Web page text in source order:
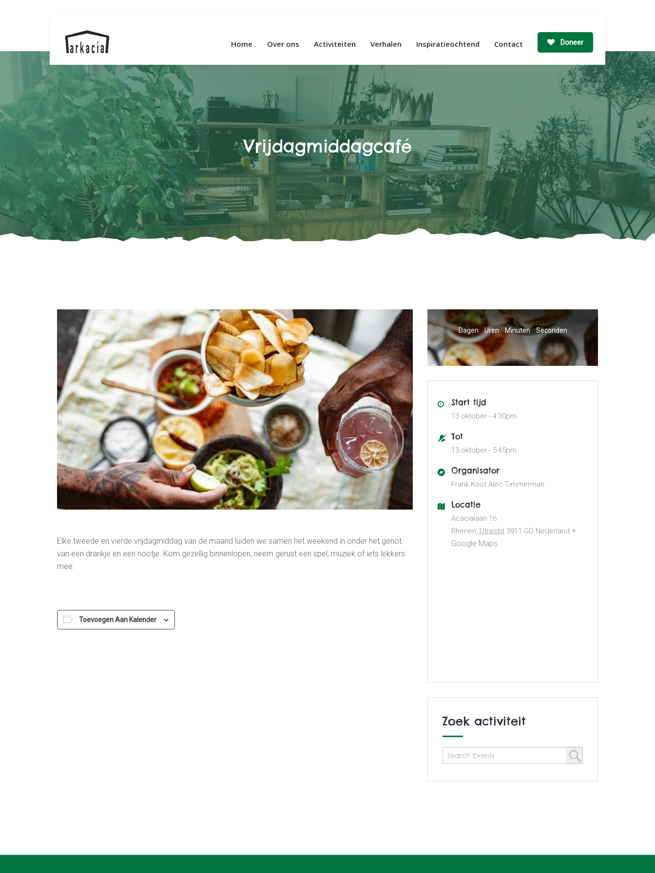
Doneer
Home Over ons Activiteiten Verhalen Inspiratieochtend Contact
Vrijdagmiddagcafé
Elke tweede en vierde vrijdagmiddag van de maand luiden we samen het weekend in onder het genot
van een drankje en een nootje. Kom gezellig binnenlopen, neem gerust een spel, muziek of iets lekkers
mee.
Toevoegen Aan Kalender
Dagen Uren Minuten Seconden
Start tijd
13 oktober - 4:30pm
Tot
13 oktober - 5:45pm
Organisator
Frank Koot Alec Timmerman
Locatie
Acacialaan 16
Rhenen, Utrecht 3911 GD Nederland +
Google Maps
Zoek activiteit